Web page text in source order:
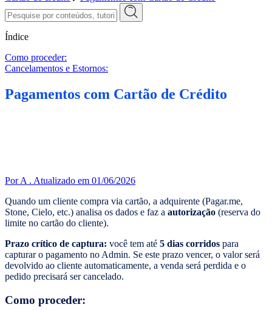
Índice
Como proceder:
Cancelamentos e Estornos:
Pagamentos com Cartão de Crédito
Por A . Atualizado em 01/06/2026
Quando um cliente compra via cartão, a adquirente (Pagar.me,
Stone, Cielo, etc.) analisa os dados e faz a autorização (reserva do
limite no cartão do cliente).
Prazo crítico de captura: você tem até 5 dias corridos para
capturar o pagamento no Admin. Se este prazo vencer, o valor será
devolvido ao cliente automaticamente, a venda será perdida e o
pedido precisará ser cancelado.
Como proceder: